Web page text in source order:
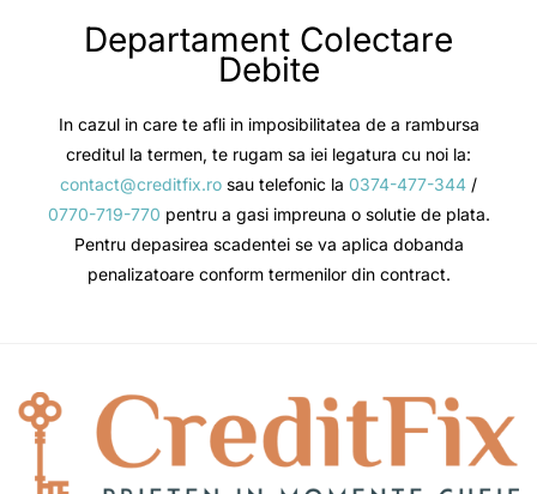
Departament Colectare
Debite
In cazul in care te afli in imposibilitatea de a rambursa
creditul la termen, te rugam sa iei legatura cu noi la:
contact@creditfix.ro sau telefonic la 0374-477-344 /
0770-719-770 pentru a gasi impreuna o solutie de plata.
Pentru depasirea scadentei se va aplica dobanda
penalizatoare conform termenilor din contract.